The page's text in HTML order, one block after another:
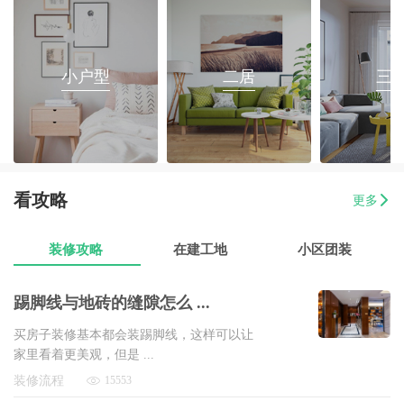
07-17 葛小姐 榕城区榕江一品3室2厅1卫 8万以上
金海湾4室2厅 8万以上
07-17 曾女士 新澳城市花园3室1厅1卫 8万以上
07-17 方先生 金源华庭3室2厅1卫 8万以上
小户型 二居 三
看攻略 更多
装修攻略 在建工地 小区团装
踢脚线与地砖的缝隙怎么 ...
买房子装修基本都会装踢脚线，这样可以让
家里看着更美观，但是 ...
装修流程
15553